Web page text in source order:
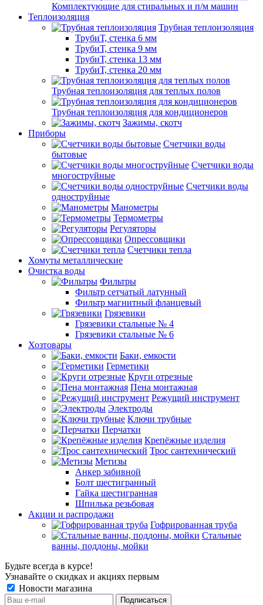
Комплектующие для стиральных и п/м машин
Теплоизоляция
Трубная теплоизоляция
ТрубиТ, стенка 6 мм
ТрубиТ, стенка 9 мм
ТрубиТ, стенка 13 мм
ТрубиТ, стенка 20 мм
Трубная теплоизоляция для теплых полов
Трубная теплоизоляция для кондиционеров
Зажимы, скотч
Приборы
Счетчики воды
бытовые
Счетчики воды
многоструйные
Счетчики воды
одноструйные
Манометры
Термометры
Регуляторы
Опрессовщики
Счетчики тепла
Хомуты металлические
Очистка воды
Фильтры
Фильтр сетчатый латунный
Фильтр магнитный фланцевый
Грязевики
Грязевики стальные № 4
Грязевики стальные № 6
Хозтовары
Баки, емкости
Герметики
Круги отрезные
Пена монтажная
Режущий инструмент
Электроды
Ключи трубные
Перчатки
Крепёжные изделия
Трос сантехнический
Метизы
Анкер забивной
Болт шестигранный
Гайка шестигранная
Шпилька резьбовая
Акции и распродажи
Гофрированная труба
Стальные
ванны, поддоны, мойки
Будьте всегда в курсе!
Узнавайте о скидках и акциях первым
Новости магазина